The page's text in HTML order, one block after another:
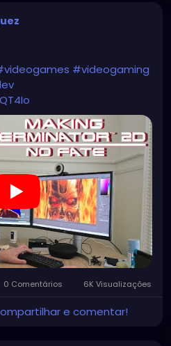
#videogaming
0 Comentários 6K Visualizações
e comentar!